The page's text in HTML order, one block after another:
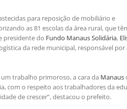
para reposição de mobiliário e
as 81 escolas da área rural, que
presidente do Fundo Manaus Solidária,
da rede municipal, responsável por
trabalho primoroso, a cara da Manaus
com o respeito aos trabalhadores da
de crescer”, destacou o prefeito.